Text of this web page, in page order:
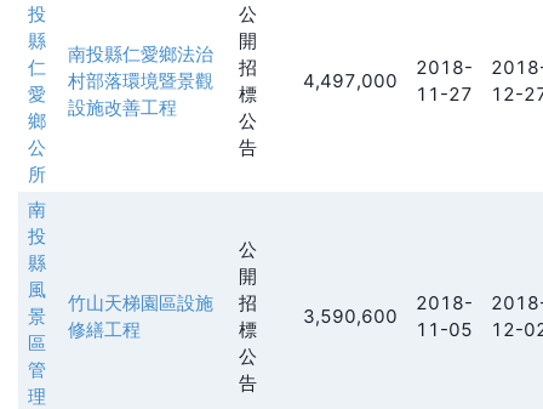
投
縣
仁
愛
鄉
公
所
南投縣仁愛鄉法治
村部落環境暨景觀
設施改善工程
公
開
招
標
公
告
4,497,000
2018-
11-27
12-
南
投
縣
風
景
區
管
理
竹山天梯園區設施
修繕工程
公
開
招
標
公
告
3,590,600
2018-
11-05
12-